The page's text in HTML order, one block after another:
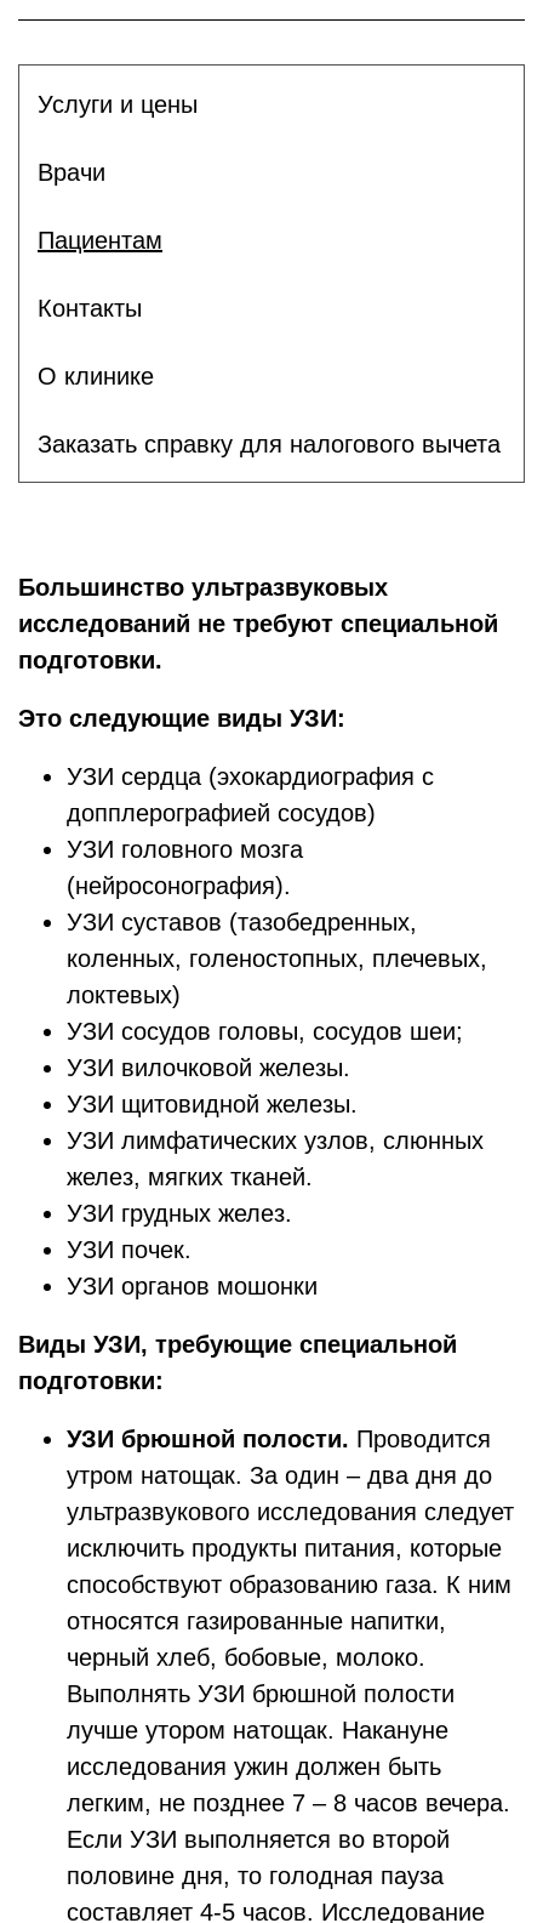
Услуги и цены
Врачи
Пациентам
Контакты
О клинике
Заказать справку для налогового вычета
Большинство ультразвуковых
исследований не требуют специальной
подготовки.
Это следующие виды УЗИ:
УЗИ сердца (эхокардиография с
допплерографией сосудов)
УЗИ головного мозга
(нейросонография).
УЗИ суставов (тазобедренных,
коленных, голеностопных, плечевых,
локтевых)
УЗИ сосудов головы, сосудов шеи;
УЗИ вилочковой железы.
УЗИ щитовидной железы.
УЗИ лимфатических узлов, слюнных
желез, мягких тканей.
УЗИ грудных желез.
УЗИ почек.
УЗИ органов мошонки
Виды УЗИ, требующие специальной
подготовки:
УЗИ брюшной полости. Проводится
утром натощак. За один – два дня до
ультразвукового исследования следует
исключить продукты питания, которые
способствуют образованию газа. К ним
относятся газированные напитки,
черный хлеб, бобовые, молоко.
Выполнять УЗИ брюшной полости
лучше утором натощак. Накануне
исследования ужин должен быть
легким, не позднее 7 – 8 часов вечера.
Если УЗИ выполняется во второй
половине дня, то голодная пауза
составляет 4-5 часов. Исследование